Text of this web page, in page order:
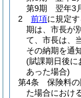
第9期 翌年3
2
前項に規定
期は、市長が
て、市長は、
その納期を通
(賦課期日後に
あった場合)
第4条
保険料
た場合におけ